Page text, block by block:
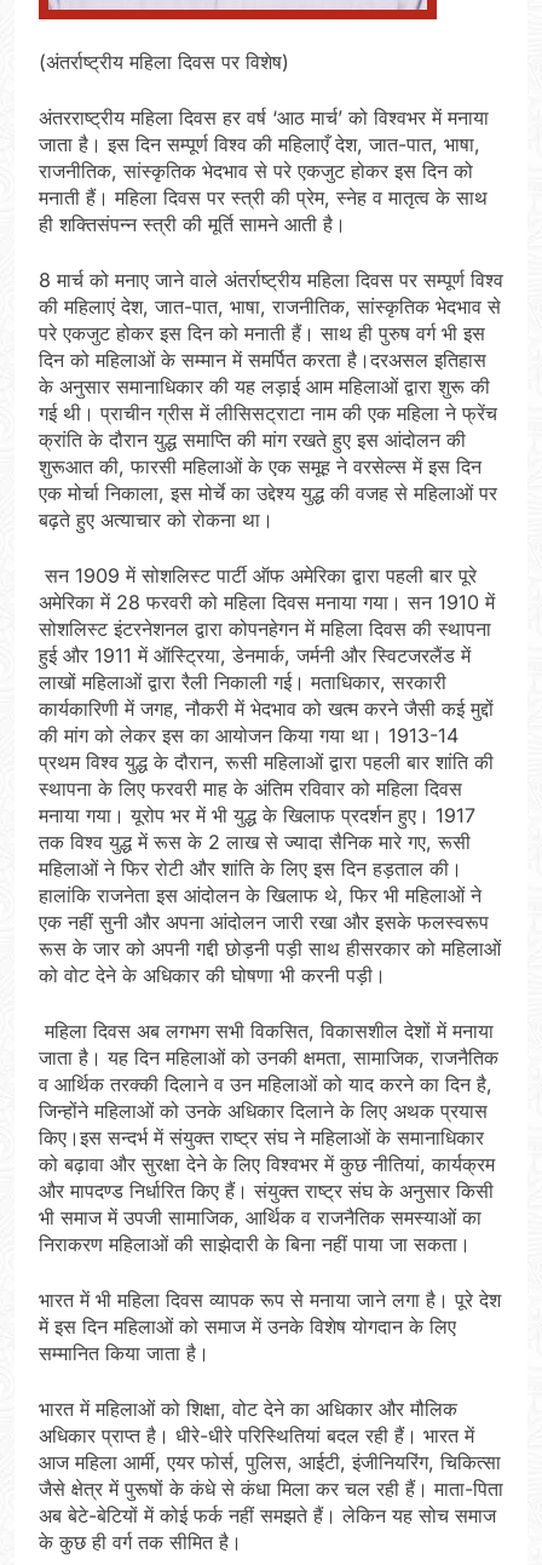
(अंतर्राष्ट्रीय महिला दिवस पर विशेष)
अंतरराष्ट्रीय महिला दिवस हर वर्ष ‘आठ मार्च’ को विश्वभर में मनाया
जाता है। इस दिन सम्पूर्ण विश्व की महिलाएँ देश, जात-पात, भाषा,
राजनीतिक, सांस्कृतिक भेदभाव से परे एकजुट होकर इस दिन को
मनाती हैं। महिला दिवस पर स्त्री की प्रेम, स्नेह व मातृत्व के साथ
ही शक्तिसंपन्न स्त्री की मूर्ति सामने आती है।
8 मार्च को मनाए जाने वाले अंतर्राष्ट्रीय महिला दिवस पर सम्पूर्ण विश्व
की महिलाएं देश, जात-पात, भाषा, राजनीतिक, सांस्कृतिक भेदभाव से
परे एकजुट होकर इस दिन को मनाती हैं। साथ ही पुरुष वर्ग भी इस
दिन को महिलाओं के सम्मान में समर्पित करता है।दरअसल इतिहास
के अनुसार समानाधिकार की यह लड़ाई आम महिलाओं द्वारा शुरू की
गई थी। प्राचीन ग्रीस में लीसिसट्राटा नाम की एक महिला ने फ्रेंच
क्रांति के दौरान युद्ध समाप्ति की मांग रखते हुए इस आंदोलन की
शुरूआत की, फारसी महिलाओं के एक समूह ने वरसेल्स में इस दिन
एक मोर्चा निकाला, इस मोर्चे का उद्देश्य युद्ध की वजह से महिलाओं पर
बढ़ते हुए अत्याचार को रोकना था।
सन 1909 में सोशलिस्ट पार्टी ऑफ अमेरिका द्वारा पहली बार पूरे
अमेरिका में 28 फरवरी को महिला दिवस मनाया गया। सन 1910 में
सोशलिस्ट इंटरनेशनल द्वारा कोपनहेगन में महिला दिवस की स्थापना
हुई और 1911 में ऑस्ट्रि‍या, डेनमार्क, जर्मनी और स्विटजरलैंड में
लाखों महिलाओं द्वारा रैली निकाली गई। मताधिकार, सरकारी
कार्यकारिणी में जगह, नौकरी में भेदभाव को खत्म करने जैसी कई मुद्दों
की मांग को लेकर इस का आयोजन किया गया था। 1913-14
प्रथम विश्व युद्ध के दौरान, रूसी महिलाओं द्वारा पहली बार शांति की
स्थापना के लिए फरवरी माह के अंतिम रविवार को महिला दिवस
मनाया गया। यूरोप भर में भी युद्ध के खिलाफ प्रदर्शन हुए। 1917
तक विश्व युद्ध में रूस के 2 लाख से ज्यादा सैनिक मारे गए, रूसी
महिलाओं ने फिर रोटी और शांति के लिए इस दिन हड़ताल की।
हालांकि राजनेता इस आंदोलन के खिलाफ थे, फिर भी महिलाओं ने
एक नहीं सुनी और अपना आंदोलन जारी रखा और इसके फलस्वरूप
रूस के जार को अपनी गद्दी छोड़नी पड़ी साथ हीसरकार को महिलाओं
को वोट देने के अधिकार की घोषणा भी करनी पड़ी।
महिला दिवस अब लगभग सभी विकसित, विकासशील देशों में मनाया
जाता है। यह दिन महिलाओं को उनकी क्षमता, सामाजिक, राजनैतिक
व आर्थिक तरक्की दिलाने व उन महिलाओं को याद करने का दिन है,
जिन्होंने महिलाओं को उनके अधिकार दिलाने के लिए अथक प्रयास
किए।इस सन्दर्भ में संयुक्त राष्ट्र संघ ने महिलाओं के समानाधिकार
को बढ़ावा और सुरक्षा देने के लिए विश्वभर में कुछ नीतियां, कार्यक्रम
और मापदण्ड निर्धारित किए हैं। संयुक्त राष्ट्र संघ के अनुसार किसी
भी समाज में उपजी सामाजिक, आर्थिक व राजनैतिक समस्याओं का
निराकरण महिलाओं की साझेदारी के बिना नहीं पाया जा सकता।
भारत में भी महिला दिवस व्यापक रूप से मनाया जाने लगा है। पूरे देश
में इस दिन महिलाओं को समाज में उनके विशेष योगदान के लिए
सम्मानित किया जाता है।
भारत में महिलाओं को शिक्षा, वोट देने का अधिकार और मौलिक
अधिकार प्राप्त है। धीरे-धीरे परिस्थितियां बदल रही हैं। भारत में
आज महिला आर्मी, एयर फोर्स, पुलिस, आईटी, इंजीनियरिंग, चिकित्सा
जैसे क्षेत्र में पुरूषों के कंधे से कंधा मिला कर चल रही हैं। माता-पिता
अब बेटे-बेटियों में कोई फर्क नहीं समझते हैं। लेकिन यह सोच समाज
के कुछ ही वर्ग तक सीमित है।